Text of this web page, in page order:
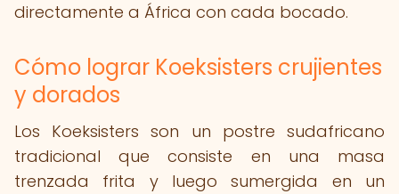
directamente a África con cada bocado.
Cómo lograr Koeksisters crujientes
y dorados
Los Koeksisters son un postre sudafricano
tradicional que consiste en una masa
trenzada frita y luego sumergida en un